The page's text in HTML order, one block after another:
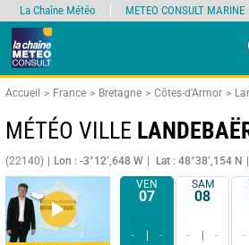
Accueil France Bretagne Côtes-d'Armor
MÉTÉO VILLE
(22140) Lon : -3°12’,648 W Lat : 48°38’,154 N
VEN
07
- -
SAM
08
- - -
La Chaîne Météo METEO CONSULT MARINE